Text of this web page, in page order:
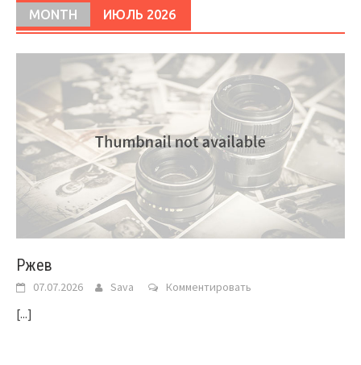
MONTH ИЮЛЬ 2026
Ржев
07.07.2026 Sava Комментировать
[...]